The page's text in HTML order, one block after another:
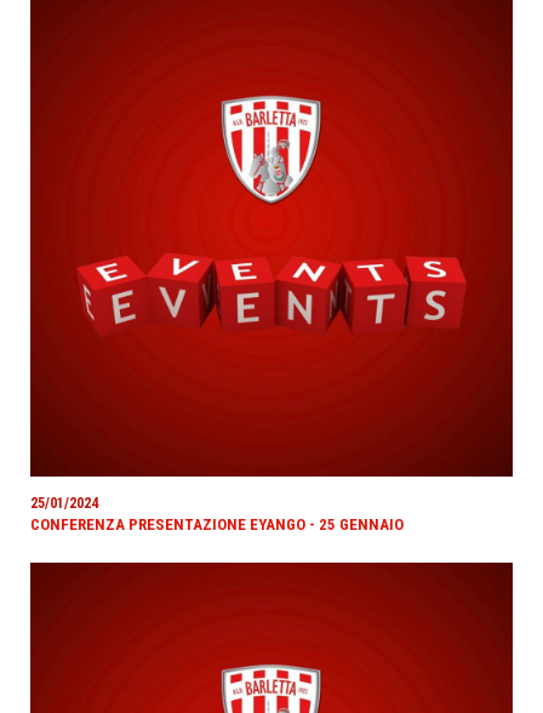
25/01/2024
CONFERENZA PRESENTAZIONE EYANGO - 25 GENNAIO